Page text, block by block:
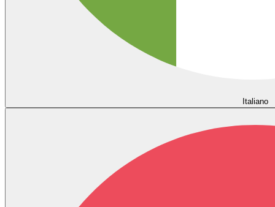
Italiano